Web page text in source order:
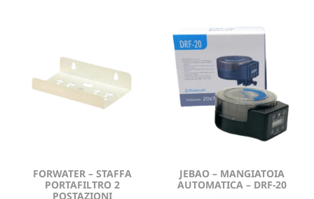
FORWATER – STAFFA
PORTAFILTRO 2
POSTAZIONI
JEBAO – MANGIATOIA
AUTOMATICA – DRF-20